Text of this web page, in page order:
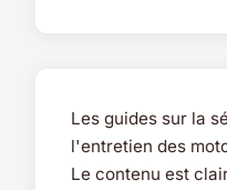
Les guides sur la
l'entretien des
Le contenu est